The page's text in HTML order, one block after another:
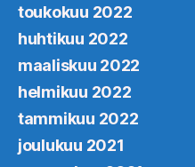
toukokuu 2022
huhtikuu 2022
maaliskuu 2022
helmikuu 2022
tammikuu 2022
joulukuu 2021